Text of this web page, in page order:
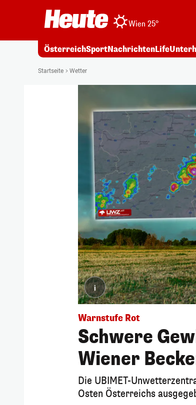
Wien 25°
ÖsterreichSportNachrichtenLife
Startseite Wetter
i
Warnstufe Rot
Schwere
Wiener
Die UBIMET-
Osten Österreichs